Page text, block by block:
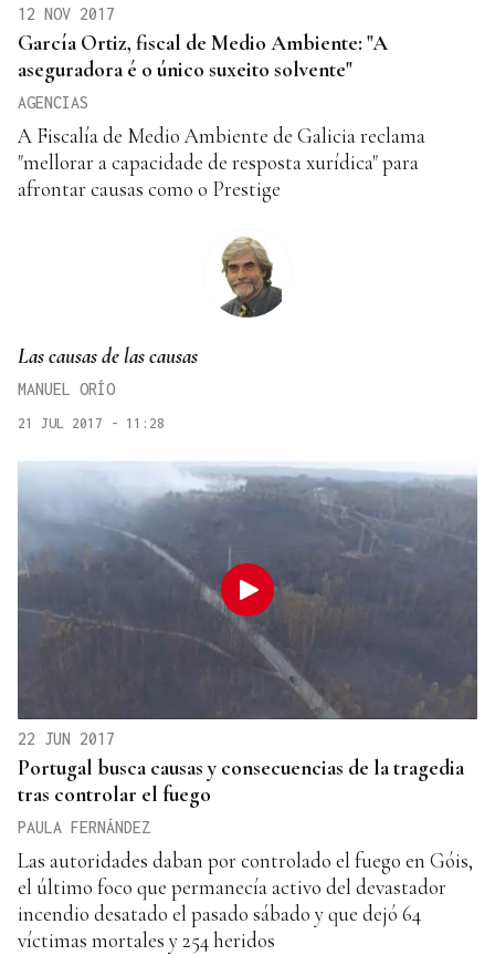
12 NOV 2017
García Ortiz, fiscal de Medio Ambiente: "A
aseguradora é o único suxeito solvente"
AGENCIAS
A Fiscalía de Medio Ambiente de Galicia reclama
"mellorar a capacidade de resposta xurídica" para
afrontar causas como o Prestige
Las causas de las causas
MANUEL ORÍO
21 JUL 2017 - 11:28
22 JUN 2017
Portugal busca causas y consecuencias de la tragedia
tras controlar el fuego
PAULA FERNÁNDEZ
Las autoridades daban por controlado el fuego en Góis,
el último foco que permanecía activo del devastador
incendio desatado el pasado sábado y que dejó 64
víctimas mortales y 254 heridos